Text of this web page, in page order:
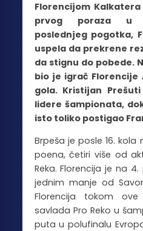
Florencijom
prvog poraza u
poslednjeg pogotka,
uspela da prekrene
da stignu do pobede.
bio je igrač Florencije
gola. Kristijan
lidere šampionata,
isto toliko postigao
Brpeša je posle 16.
poena, četiri više od
Reka. Florencija je na
jednim manje od
Florencija tokom
savlada Pro Reko u
puta u polufinalu